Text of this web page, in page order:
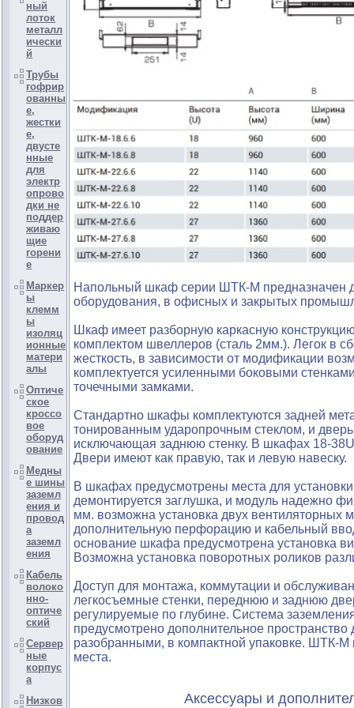
ный
лоток
металл
ически
й
Трубы
гофрир
ованны
е,
жестки
е,
двусте
нные
для
электр
опрово
дки не
поддер
живаю
щие
горени
е
Маркер
ы
клемм
ы
изоляц
ионные
матери
алы
Оптиче
ское
кроссо
вое
оборуд
ование
Медны
е шины
заземл
ения и
провод
а
заземл
ения
Кабель
волоко
нно-
оптиче
ский
Сервер
ные
корпус
а
Низков
Напольный шкаф серии ШТК-М предназначен
оборудования, в офисных и закрытых
Шкаф имеет разборную каркасную
комплектом швеллеров (сталь 2мм.). Легок в
жесткость, в зависимости от модификации
комплектуется усиленными боковыми
точечными замками.
Стандартно шкафы комплектуются задней
тонированным ударопрочным стеклом, и
исключающая заднюю стенку. В шкафах 18-
Двери имеют как правую, так и левую навеску.
В шкафах предусмотрены места для
демонтируется заглушка, и модуль надежно
мм. возможна установка двух
дополнительную перфорацию и кабельный
основание шкафа предусмотрена установка
Возможна установка поворотных роликов
Доступ для монтажа, коммутации и
легкосъемные стенки, переднюю и заднюю
регулируемые по глубине. Система
предусмотрено дополнительное
разобранными, в компактной упаковке. ШТК-
места.
Аксессуары и